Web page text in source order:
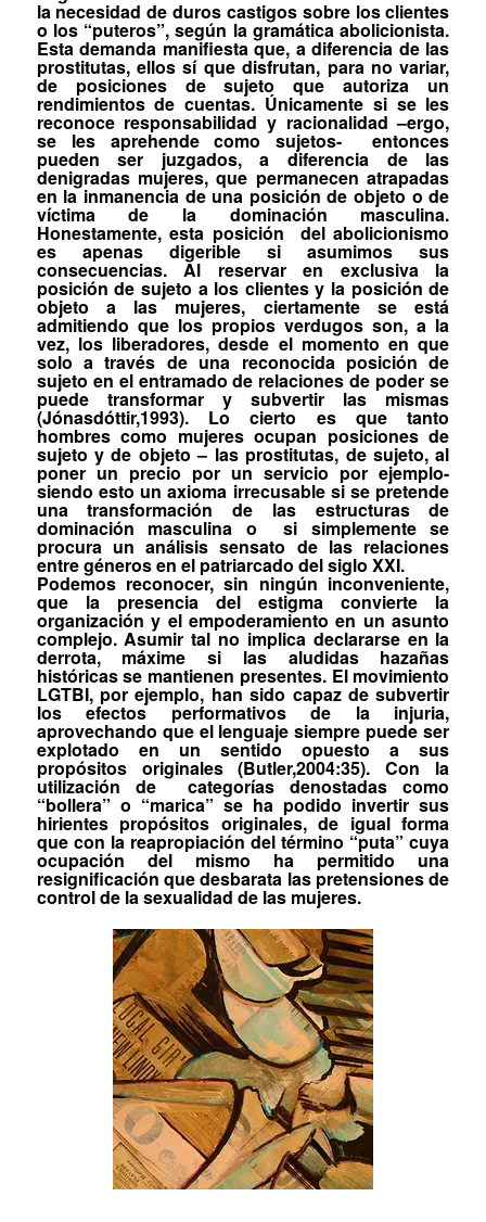
la necesidad de duros castigos sobre los clientes
o los “puteros”, según la gramática abolicionista.
Esta demanda manifiesta que, a diferencia de las
prostitutas, ellos sí que disfrutan, para no variar,
de posiciones de sujeto que autoriza un
rendimientos de cuentas. Únicamente si se les
reconoce responsabilidad y racionalidad –ergo,
se les aprehende como sujetos- entonces
pueden ser juzgados, a diferencia de las
denigradas mujeres, que permanecen atrapadas
en la inmanencia de una posición de objeto o de
víctima de la dominación masculina.
Honestamente, esta posición del abolicionismo
es apenas digerible si asumimos sus
consecuencias. Al reservar en exclusiva la
posición de sujeto a los clientes y la posición de
objeto a las mujeres, ciertamente se está
admitiendo que los propios verdugos son, a la
vez, los liberadores, desde el momento en que
solo a través de una reconocida posición de
sujeto en el entramado de relaciones de poder se
puede transformar y subvertir las mismas
(Jónasdóttir,1993). Lo cierto es que tanto
hombres como mujeres ocupan posiciones de
sujeto y de objeto – las prostitutas, de sujeto, al
poner un precio por un servicio por ejemplo-
siendo esto un axioma irrecusable si se pretende
una transformación de las estructuras de
dominación masculina o si simplemente se
procura un análisis sensato de las relaciones
entre géneros en el patriarcado del siglo XXI.
Podemos reconocer, sin ningún inconveniente,
que la presencia del estigma convierte la
organización y el empoderamiento en un asunto
complejo. Asumir tal no implica declararse en la
derrota, máxime si las aludidas hazañas
históricas se mantienen presentes. El movimiento
LGTBI, por ejemplo, han sido capaz de subvertir
los efectos performativos de la injuria,
aprovechando que el lenguaje siempre puede ser
explotado en un sentido opuesto a sus
propósitos originales (Butler,2004:35). Con la
utilización de categorías denostadas como
“bollera” o “marica” se ha podido invertir sus
hirientes propósitos originales, de igual forma
que con la reapropiación del término “puta” cuya
ocupación del mismo ha permitido una
resignificación que desbarata las pretensiones de
control de la sexualidad de las mujeres.